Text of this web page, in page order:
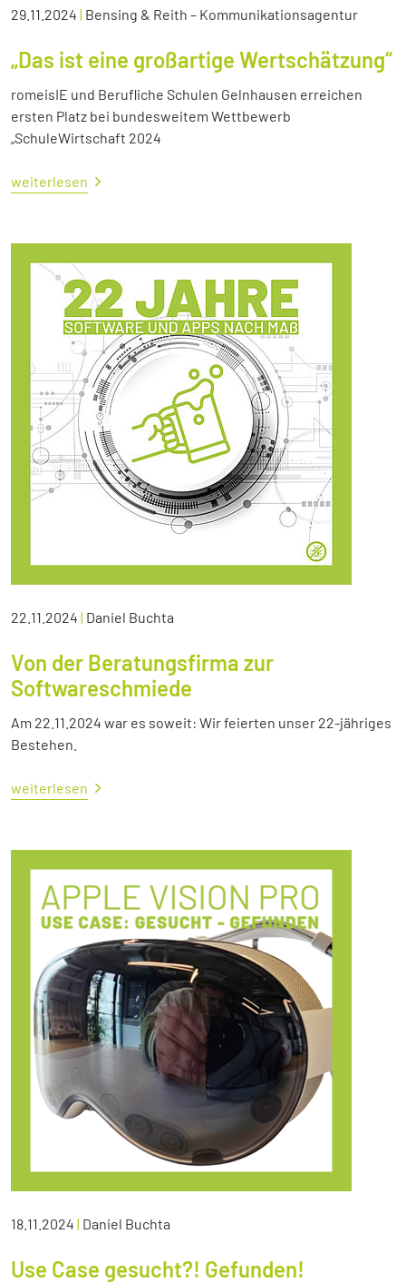
29.11.2024 | Bensing & Reith – Kommunikationsagentur
„Das ist eine großartige Wertschätzung“
romeisIE und Berufliche Schulen Gelnhausen erreichen
ersten Platz bei bundesweitem Wettbewerb
„SchuleWirtschaft 2024
weiterlesen
22.11.2024 | Daniel Buchta
Von der Beratungsfirma zur
Softwareschmiede
Am 22.11.2024 war es soweit: Wir feierten unser 22-jähriges
Bestehen.
weiterlesen
18.11.2024 | Daniel Buchta
Use Case gesucht?! Gefunden!